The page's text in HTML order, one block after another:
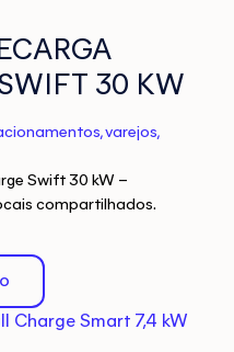
30 KW
varejos,
Swift 30 kW –
compartilhados.